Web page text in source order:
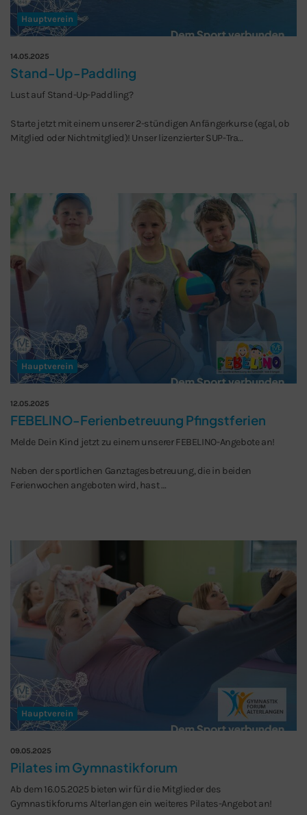
Hauptverein
14.05.2025
Stand-Up-Paddling
Lust auf Stand-Up-Paddling?
Starte jetzt mit einem unserer 2-stündigen Anfängerkurse (egal, ob
Mitglied oder Nichtmitglied)! Unser lizenzierter SUP-Tra…
Hauptverein
12.05.2025
FEBELINO-Ferienbetreuung Pfingstferien
Melde Dein Kind jetzt zu einem unserer FEBELINO-Angebote an!
Neben der sportlichen Ganztagesbetreuung, die in beiden
Ferienwochen angeboten wird, hast …
Hauptverein
09.05.2025
Pilates im Gymnastikforum
Ab dem 16.05.2025 bieten wir für die Mitglieder des
Gymnastikforums Alterlangen ein weiteres Pilates-Angebot an!